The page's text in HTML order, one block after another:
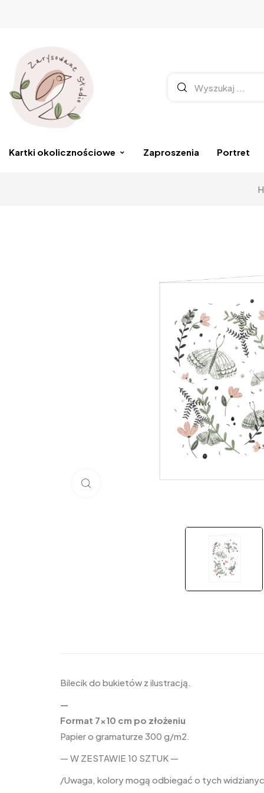
Kartki okolicznościowe Zaproszenia Portret
Bilecik do bukietów z ilustracją.
—
Format 7×10 cm po złożeniu
Papier o gramaturze 300 g/m2.
— W ZESTAWIE 10 SZTUK —
/Uwaga, kolory mogą odbiegać o tych